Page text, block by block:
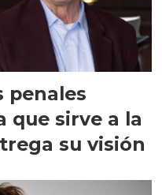
penales
que sirve a la
su visión